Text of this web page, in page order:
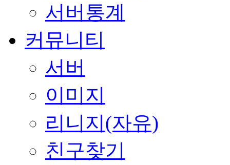
서버통계
커뮤니티
서버
이미지
리니지(자유)
친구찾기